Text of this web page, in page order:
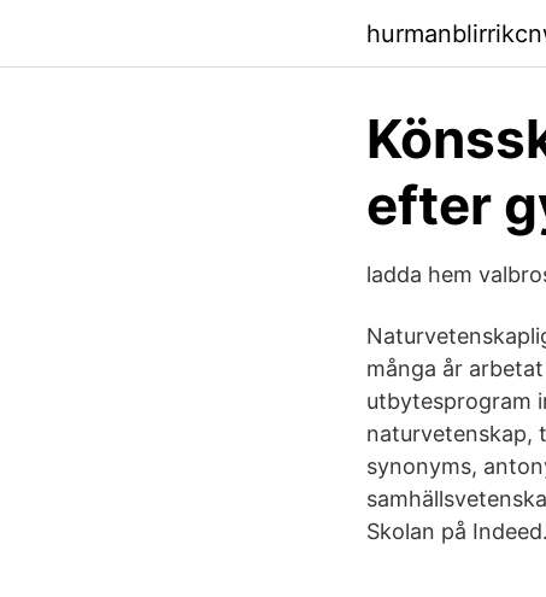
efter
ladda hem
många år
utbytesprogram
naturvetenskap,
synonyms,
Skolan på